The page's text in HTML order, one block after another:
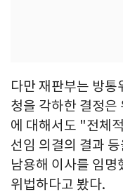
다만 재판부는 방통
청을 각하한 결정은
에 대해서도 "전체
선임 의결의 결과
남용해 이사를 임명
위법하다고 봤다.